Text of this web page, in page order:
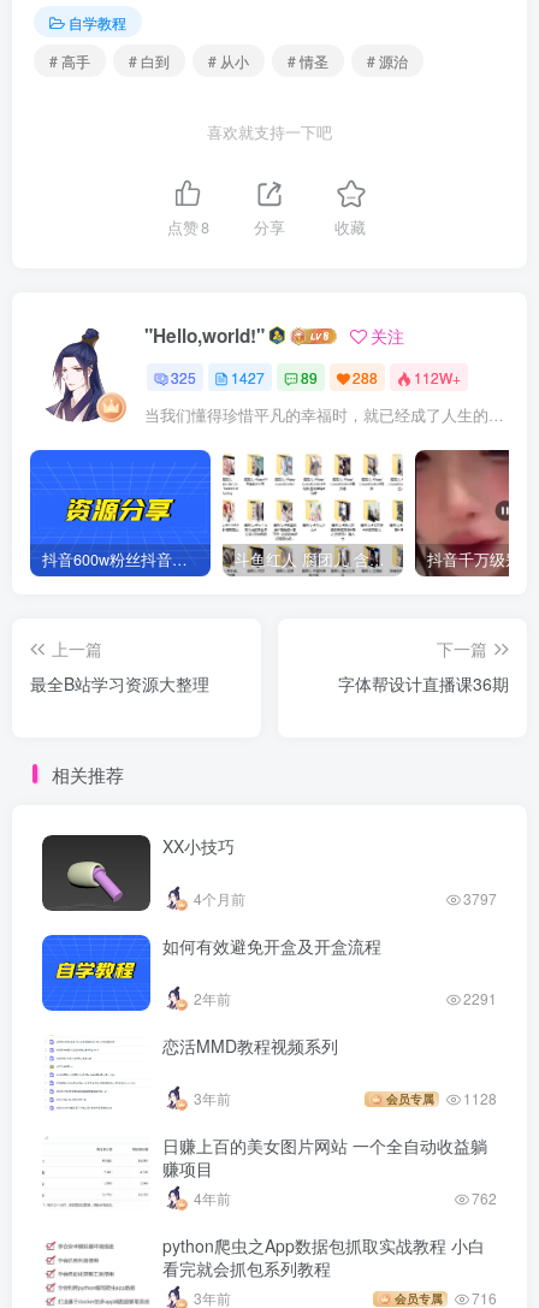
自学教程
# 高手
# 白到 # 从小 # 情圣 # 源治
喜欢就支持一下吧
点赞8 分享 收藏
"Hello,world!" 关注
325 1427 89 288 112W+
当我们懂得珍惜平凡的幸福时，就已经成了人生的赢家
抖音600w粉丝抖音网红痞幼一手资料 877P 500M 含私拍 斗鱼红人 腐团儿 含付费 大尺写真 32套
上一篇
最全B站学习资源大整理
下一篇
字体帮设计直播课36期
相关推荐
XX小技巧
4个月前 3797
如何有效避免开盒及开盒流程
2年前 2291
恋活MMD教程视频系列
3年前 会员专属 1128
日赚上百的美女图片网站 一个全自动收益躺
赚项目
4年前 762
python爬虫之App数据包抓取实战教程 小白
看完就会抓包系列教程
3年前 会员专属 716